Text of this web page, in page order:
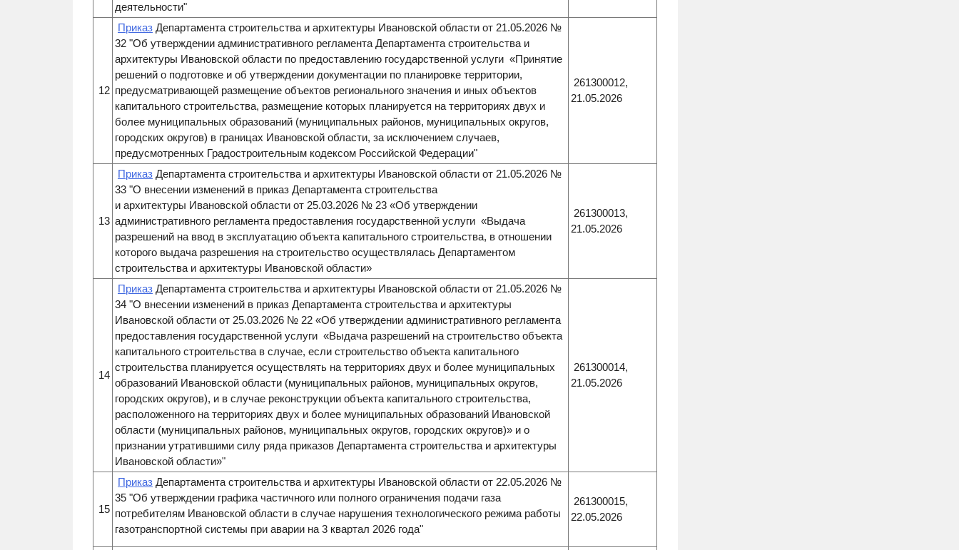
деятельности"
12
Приказ Департамента строительства и архитектуры Ивановской области от 21.05.2026 №
32 "Об утверждении административного регламента Департамента строительства и
архитектуры Ивановской области по предоставлению государственной услуги «Принятие
решений о подготовке и об утверждении документации по планировке территории,
предусматривающей размещение объектов регионального значения и иных объектов
капитального строительства, размещение которых планируется на территориях двух и
более муниципальных образований (муниципальных районов, муниципальных округов,
городских округов) в границах Ивановской области, за исключением случаев,
предусмотренных Градостроительным кодексом Российской Федерации"
261300012,
21.05.2026
13
Приказ Департамента строительства и архитектуры Ивановской области от 21.05.2026 №
33 "О внесении изменений в приказ Департамента строительства
и архитектуры Ивановской области от 25.03.2026 № 23 «Об утверждении
административного регламента предоставления государственной услуги «Выдача
разрешений на ввод в эксплуатацию объекта капитального строительства, в отношении
которого выдача разрешения на строительство осуществлялась Департаментом
строительства и архитектуры Ивановской области»
261300013,
21.05.2026
14
Приказ Департамента строительства и архитектуры Ивановской области от 21.05.2026 №
34 "О внесении изменений в приказ Департамента строительства и архитектуры
Ивановской области от 25.03.2026 № 22 «Об утверждении административного регламента
предоставления государственной услуги «Выдача разрешений на строительство объекта
капитального строительства в случае, если строительство объекта капитального
строительства планируется осуществлять на территориях двух и более муниципальных
образований Ивановской области (муниципальных районов, муниципальных округов,
городских округов), и в случае реконструкции объекта капитального строительства,
расположенного на территориях двух и более муниципальных образований Ивановской
области (муниципальных районов, муниципальных округов, городских округов)» и о
признании утратившими силу ряда приказов Департамента строительства и архитектуры
Ивановской области»"
261300014,
21.05.2026
15
Приказ Департамента строительства и архитектуры Ивановской области от 22.05.2026 №
35 "Об утверждении графика частичного или полного ограничения подачи газа
потребителям Ивановской области в случае нарушения технологического режима работы
газотранспортной системы при аварии на 3 квартал 2026 года"
261300015,
22.05.2026